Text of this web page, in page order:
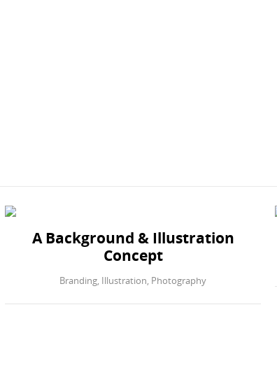
A Background & Illustration
Concept
Branding, Illustration, Photography